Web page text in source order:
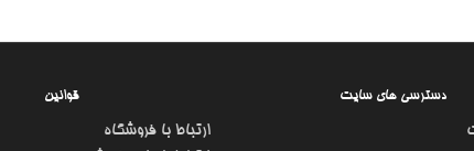
قوانین
ارتباط با فروشگاه
دسترسی های سایت